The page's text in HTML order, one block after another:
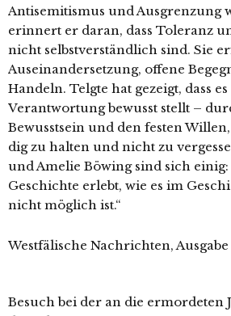
Antisemitismus und Ausgrenzung
erin­nert er dar­an, dass Toleranz
nicht selbst­ver­ständ­lich sind. Sie
Auseinandersetzung, offe­ne
Handeln. Telgte hat gezeigt, dass
Verantwortung bewusst stellt –
Bewusstsein und den fes­ten
dig zu hal­ten und nicht zu
und Amelie Böwing sind sich
Geschichte erlebt, wie es im
nicht mög­lich ist.“
Westfälische Nachrichten, Ausgabe
Besuch bei der an die